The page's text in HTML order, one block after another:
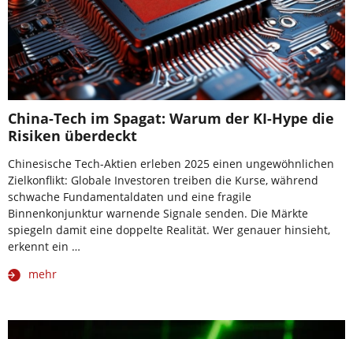
China-Tech im Spagat: Warum der KI-Hype die
Risiken überdeckt
Chinesische Tech-Aktien erleben 2025 einen ungewöhnlichen
Zielkonflikt: Globale Investoren treiben die Kurse, während
schwache Fundamentaldaten und eine fragile
Binnenkonjunktur warnende Signale senden. Die Märkte
spiegeln damit eine doppelte Realität. Wer genauer hinsieht,
erkennt ein …
mehr